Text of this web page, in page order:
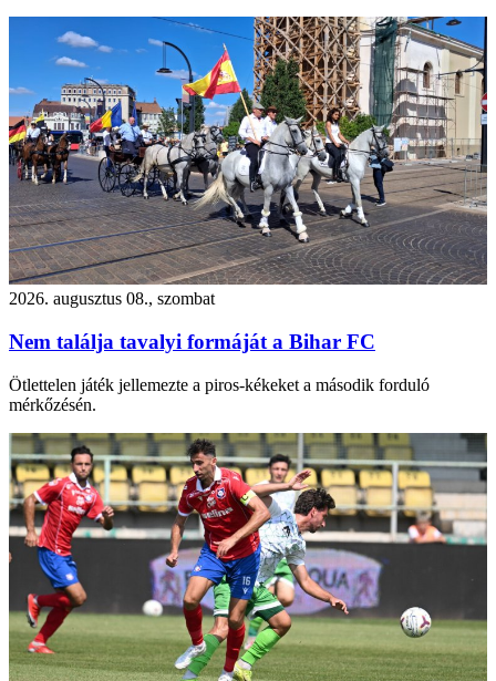
2026. augusztus 08., szombat
Nem találja tavalyi formáját a Bihar FC
Ötlettelen játék jellemezte a piros-kékeket a második forduló
mérkőzésén.